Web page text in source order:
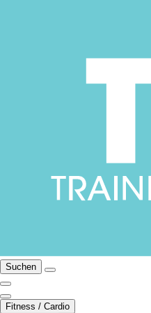
Suchen
Fitness / Cardio